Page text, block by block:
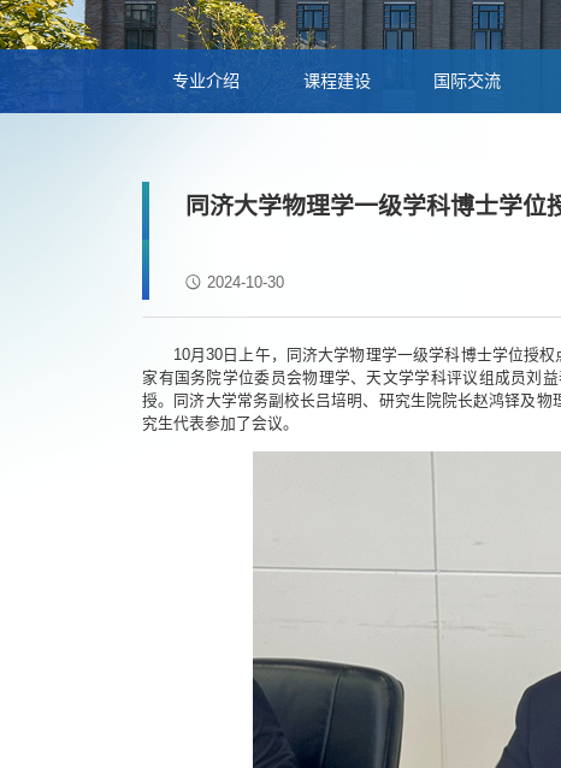
专业介绍 课程建设 国际交流
同济大学物理学一级学科博士学
2024-10-30
10月30日上午，同济大学物理学一级学科博士学位授
家有国务院学位委员会物理学、天文学学科评议组成员刘
授。同济大学常务副校长吕培明、研究生院院长赵鸿铎及
究生代表参加了会议。